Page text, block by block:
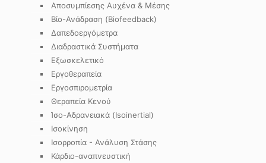
Αποσυμπίεσης Αυχένα & Μέσης
Βίο-Ανάδραση (Biofeedback)
Δαπεδοεργόμετρα
Διαδραστικά Συστήματα
Εξωσκελετικό
Εργοθεραπεία
Εργοσπιρομετρία
Θεραπεία Κενού
Ίσο-Αδρανειακά (Isoinertial)
Ισοκίνηση
Ισορροπία - Ανάλυση Στάσης
Κάρδιο-αναπνευστική